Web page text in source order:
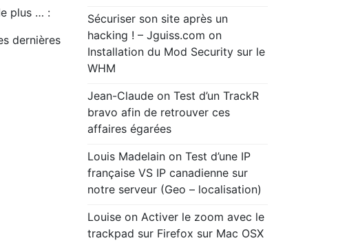
plus … :
dernières
Sécuriser son site après un
hacking ! – Jguiss.com on
Installation du Mod Security sur le
WHM
Jean-Claudeon Test d’un TrackR
bravo afin de retrouver ces
affaires égarées
Louis Madelainon Test d’une IP
française VS IP canadienne sur
notre serveur (Geo – localisation)
Louiseon Activer le zoom avec le
trackpad sur Firefox sur Mac OSX